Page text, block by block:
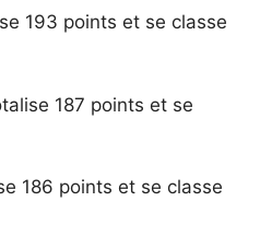
193 points et se classe
187 points et se
186 points et se classe